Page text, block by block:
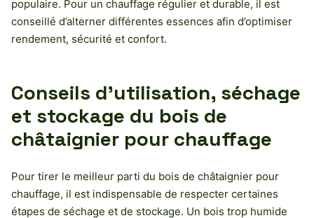
populaire. Pour un chauffage régulier et durable, il est
conseillé d’alterner différentes essences afin d’optimiser
rendement, sécurité et confort.
Conseils d’utilisation, séchage
et stockage du bois de
châtaignier pour chauffage
Pour tirer le meilleur parti du bois de châtaignier pour
chauffage, il est indispensable de respecter certaines
étapes de séchage et de stockage. Un bois trop humide